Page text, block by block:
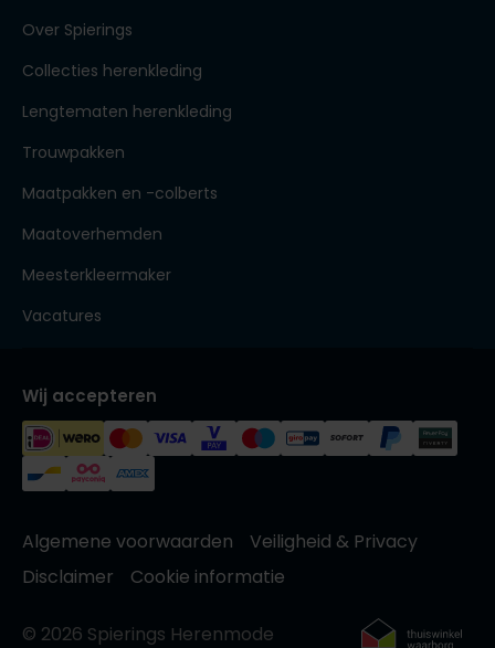
Over Spierings
Collecties herenkleding
Lengtematen herenkleding
Trouwpakken
Maatpakken en -colberts
Maatoverhemden
Meesterkleermaker
Vacatures
Wij accepteren
Algemene voorwaarden
Veiligheid & Privacy
Disclaimer
Cookie informatie
© 2026 Spierings Herenmode